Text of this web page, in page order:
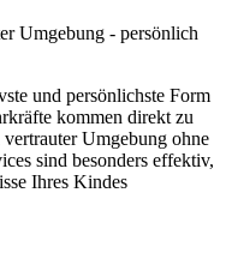
Umgebung - persönlich
und persönlichste Form
kommen direkt zu
Umgebung ohne
sind besonders effektiv,
Ihres Kindes